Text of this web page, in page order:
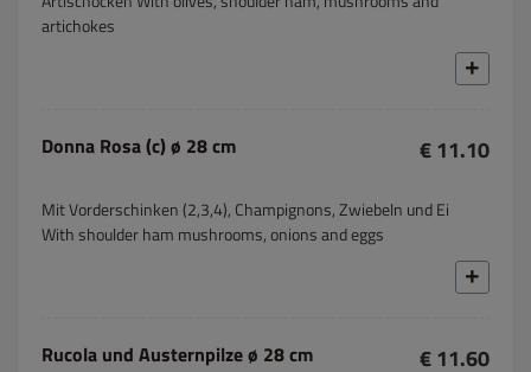
artichokes
Donna Rosa (c) ø 28 cm € 11.10
Mit Vorderschinken (2,3,4), Champignons, Zwiebeln und Ei
With shoulder ham mushrooms, onions and eggs
Rucola und Austernpilze ø 28 cm € 11.60